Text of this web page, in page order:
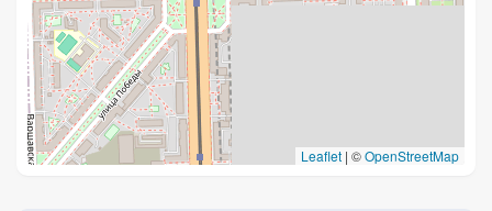
Leaflet | ©OpenStreetMap